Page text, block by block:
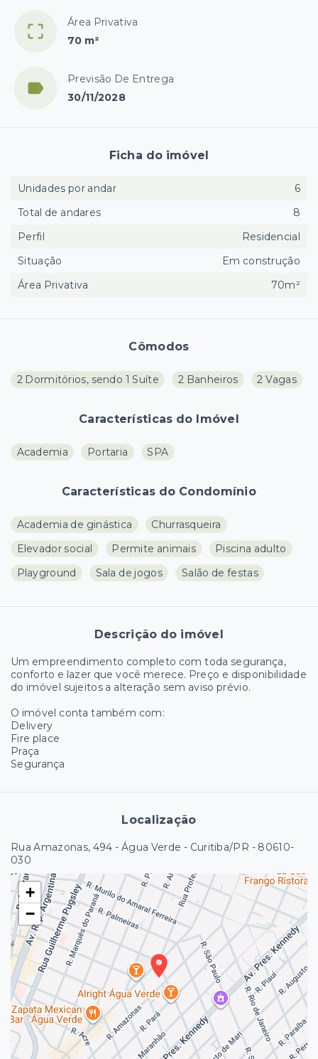
Área Privativa
70 m²
Previsão De Entrega
30/11/2028
Cômodos
2 Dormitórios, sendo 1 Suíte 2 Banheiros 2 Vagas
Características do Imóvel
Academia Portaria SPA
Características do Condomínio
Academia de ginástica
Churrasqueira
Elevador social
Permite animais
Piscina adulto
Playground
Sala de jogos Salão de festas
Descrição do imóvel
Um empreendimento completo com toda segurança,
conforto e lazer que você merece. Preço e disponibilidade
do imóvel sujeitos a alteração sem aviso prévio.
O imóvel conta também com:
Delivery
Fire place
Praça
Segurança
Localização
Rua Amazonas, 494 - Água Verde - Curitiba/PR - 80610-
030
+
−
Ficha do imóvel
Unidades por andar
6
Total de andares
8
Perfil
Residencial
Situação
Em construção
Área Privativa
70m²